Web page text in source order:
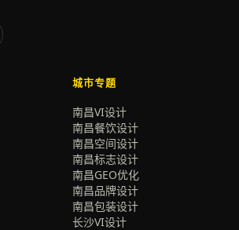
城市专题
南昌VI设计
南昌餐饮设计
南昌空间设计
南昌标志设计
南昌GEO优化
南昌品牌设计
南昌包装设计
长沙VI设计